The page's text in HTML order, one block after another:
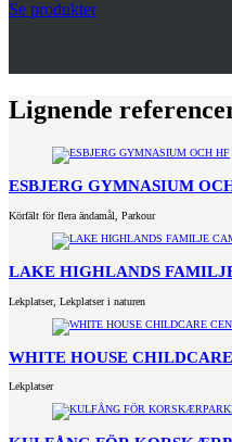
Se produkter
Lignende
ESBJERG GYMNASIUM
Körfält för flera ändamål Parkour
LAKE HIGHLANDS
Lekplatser, Lekplatser i naturen
WHITE HOUSE
Lekplatser